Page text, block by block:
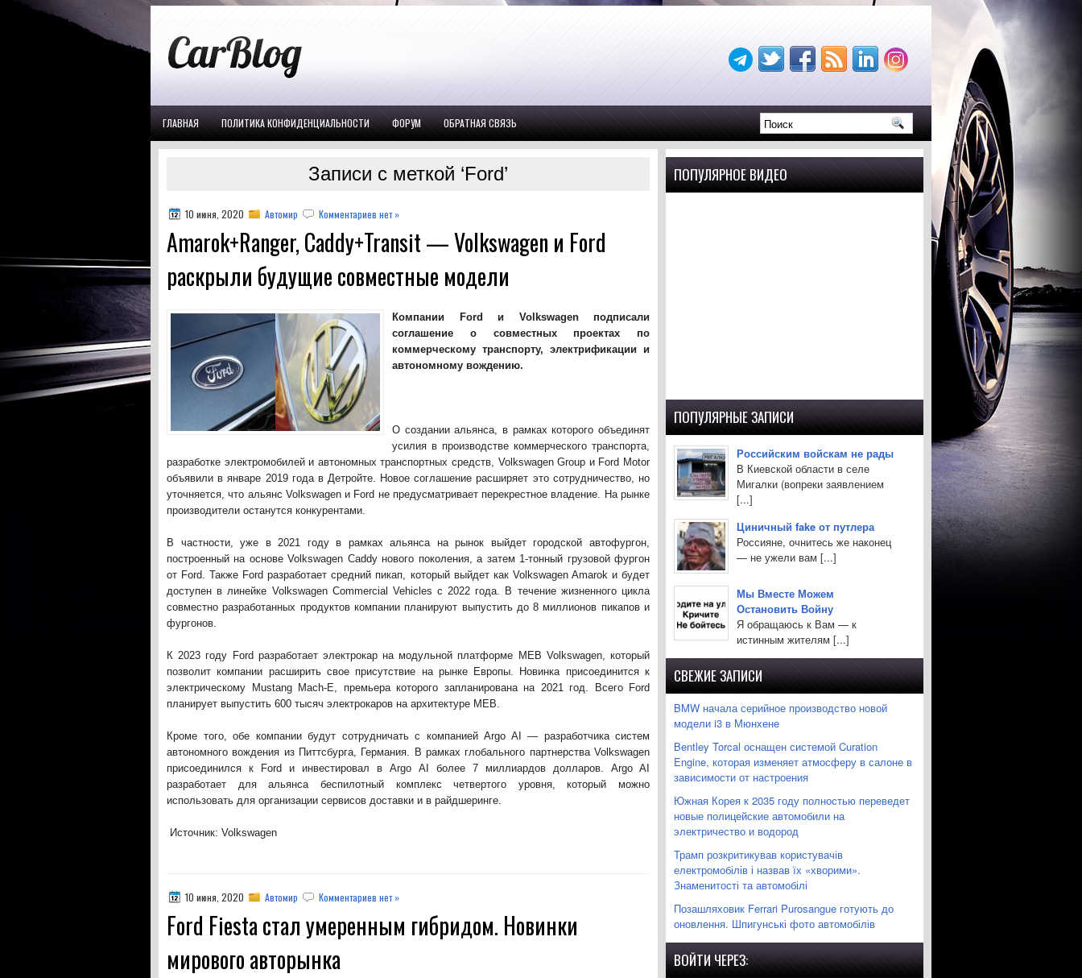
ГЛАВНАЯ ПОЛИТИКА КОНФИДЕНЦИАЛЬНОСТИ ФОРУМ ОБРАТНАЯ СВЯЗЬ
Записи с меткой ‘Ford’
10 июня, 2020 Автомир Комментариев нет »
Amarok+Ranger, Caddy+Transit — Volkswagen и Ford
раскрыли будущие совместные модели
Компании Ford и Volkswagen подписали
соглашение о совместных проектах по
коммерческому транспорту, электрификации и
автономному вождению.
О создании альянса, в рамках которого объединят
усилия в производстве коммерческого транспорта,
разработке электромобилей и автономных транспортных средств, Volkswagen Group и Ford Motor
объявили в январе 2019 года в Детройте. Новое соглашение расширяет это сотрудничество, но
уточняется, что альянс Volkswagen и Ford не предусматривает перекрестное владение. На рынке
производители останутся конкурентами.
В частности, уже в 2021 году в рамках альянса на рынок выйдет городской автофургон,
построенный на основе Volkswagen Caddy нового поколения, а затем 1-тонный грузовой фургон
от Ford. Также Ford разработает средний пикап, который выйдет как Volkswagen Amarok и будет
доступен в линейке Volkswagen Commercial Vehicles с 2022 года. В течение жизненного цикла
совместно разработанных продуктов компании планируют выпустить до 8 миллионов пикапов и
фургонов.
К 2023 году Ford разработает электрокар на модульной платформе MEB Volkswagen, который
позволит компании расширить свое присутствие на рынке Европы. Новинка присоединится к
электрическому Mustang Mach-E, премьера которого запланирована на 2021 год. Всего Ford
планирует выпустить 600 тысяч электрокаров на архитектуре MEB.
Кроме того, обе компании будут сотрудничать с компанией Argo AI — разработчика систем
автономного вождения из Питтсбурга, Германия. В рамках глобального партнерства Volkswagen
присоединился к Ford и инвестировал в Argo AI более 7 миллиардов долларов. Argo AI
разработает для альянса беспилотный комплекс четвертого уровня, который можно
использовать для организации сервисов доставки и в райдшеринге.
Источник: Volkswagen
10 июня, 2020 Автомир Комментариев нет »
Ford Fiesta стал умеренным гибридом. Новинки
мирового авторынка
ПОПУЛЯРНОЕ ВИДЕО
ПОПУЛЯРНЫЕ ЗАПИСИ
Российским войскам не рады
В Киевской области в селе
Мигалки (вопреки заявлением
[...]
Циничный fake от путлера
Россияне, очнитесь же наконец
— не ужели вам [...]
Мы Вместе Можем
Остановить Войну
Я обращаюсь к Вам — к
истинным жителям [...]
СВЕЖИЕ ЗАПИСИ
BMW начала серийное производство новой
модели i3 в Мюнхене
Bentley Torcal оснащен системой Curation
Engine, которая изменяет атмосферу в салоне в
зависимости от настроения
Южная Корея к 2035 году полностью переведет
новые полицейские автомобили на
электричество и водород
Трамп розкритикував користувачів
електромобілів і назвав їх «хворими».
Знаменитості та автомобілі
Позашляховик Ferrari Purosangue готують до
оновлення. Шпигунські фото автомобілів
ВОЙТИ ЧЕРЕЗ: